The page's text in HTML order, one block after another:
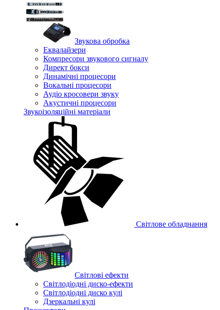
Звукова обробка
Еквалайзери
Компресори звукового сигналу
Директ бокси
Динамічні процесори
Вокальні процесори
Аудіо кросовери звуку
Акустичні процесори
Звукоізоляційні матеріали
Світлове обладнання
Cвітлові ефекти
Світлодіодні диско-ефекти
Світлодіодні диско кулі
Дзеркальні кулі